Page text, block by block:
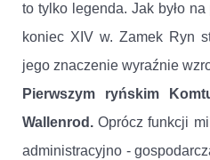
to tylko legenda. Jak było
koniec XIV w. Zamek Ryn
jego znaczenie wyraźnie
Pierwszym ryńskim
Wallenrod. Oprócz funkcji
administracyjno -